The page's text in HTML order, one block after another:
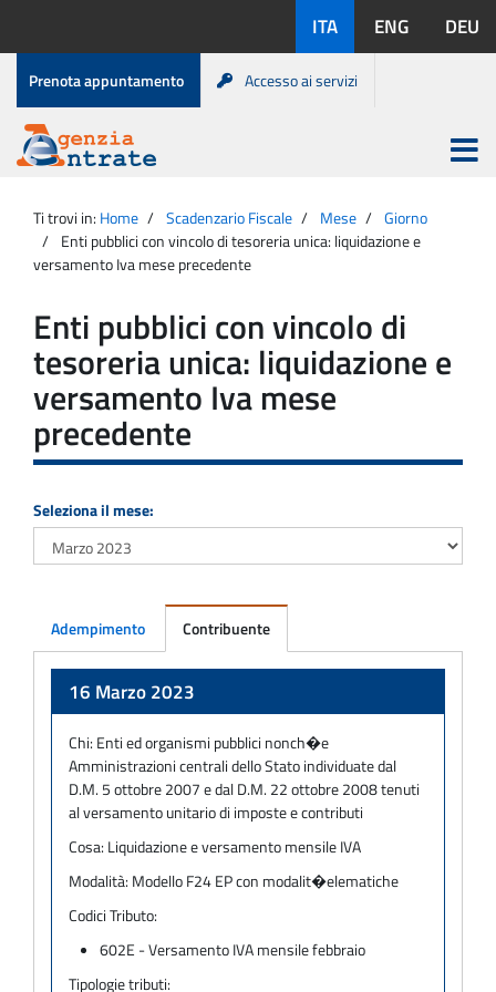
contenuto
disponibili:
ITA ENG DEU
Menu
di
servizio
Prenota appuntamento Accesso ai servizi
Agenzia
Entrate
Apri
menu
principale
Ti trovi in: Home Scadenzario Fiscale Mese
Giorno
Enti pubblici con vincolo di tesoreria unica: liquidazione e
versamento Iva mese precedente
Enti pubblici con vincolo di
tesoreria unica: liquidazione e
versamento Iva mese
precedente
Seleziona il mese:
Adempimento Contribuente
16 Marzo 2023
Chi: Enti ed organismi pubblici nonch�e
Amministrazioni centrali dello Stato individuate dal
D.M. 5 ottobre 2007 e dal D.M. 22 ottobre 2008 tenuti
al versamento unitario di imposte e contributi
Cosa: Liquidazione e versamento mensile IVA
Modalità: Modello F24 EP con modalit�elematiche
Codici Tributo:
602E - Versamento IVA mensile febbraio
Tipologie tributi: